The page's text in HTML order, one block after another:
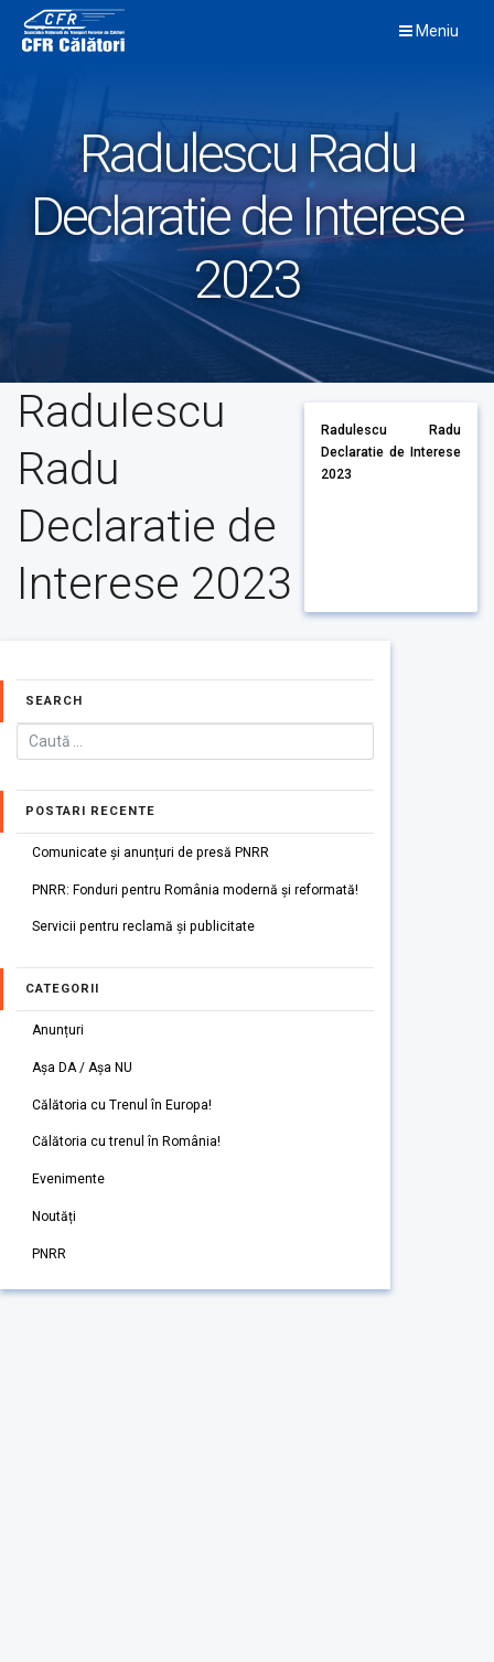
content
Meniu
Radulescu Radu
Declaratie de Interese
2023
Radulescu
Radu
Declaratie de
Interese 2023
Radulescu Radu
Declaratie de Interese
2023
SEARCH
POSTARI RECENTE
Comunicate și anunțuri de presă PNRR
PNRR: Fonduri pentru România modernă și reformată!
Servicii pentru reclamă și publicitate
CATEGORII
Anunțuri
Așa DA / Așa NU
Călătoria cu Trenul în Europa!
Călătoria cu trenul în România!
Evenimente
Noutăți
PNRR